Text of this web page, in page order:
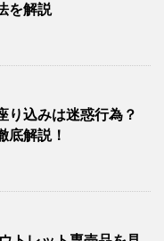
を解説
り込みは迷惑行為？
底解説！